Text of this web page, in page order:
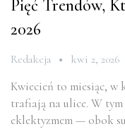
Pięć Trendów,
2026
Redakcja kwi 2, 2026
Kwiecień to miesiąc, w
trafiają na ulice. W tym
eklektyzmem — obok